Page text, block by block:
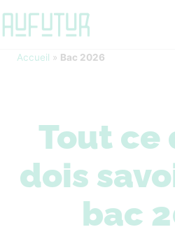
Accueil » Bac 2026
Tout ce
dois
bac